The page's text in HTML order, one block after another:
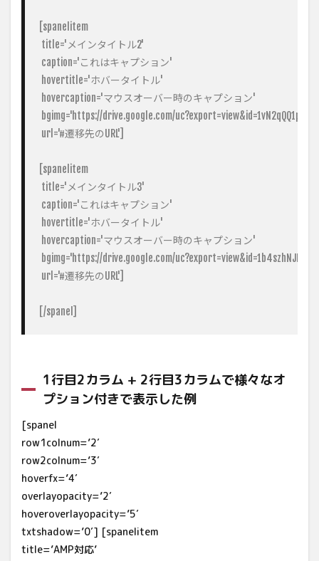
[spanelitem
title='メインタイトル2'
caption='これはキャプション'
hovertitle='ホバータイトル'
hovercaption='マウスオーバー時のキャプション'
bgimg='https://drive.google.com/
url='#遷移先のURL']
[spanelitem
title='メインタイトル3'
caption='これはキャプション'
hovertitle='ホバータイトル'
hovercaption='マウスオーバー時のキャプション'
bgimg='https://drive.google.com/
url='#遷移先のURL']
[/spanel]
1行目2カラム + 2行目3カラムで様々なオ
プション付きで表示した例
[spanel
row1colnum=’2′
row2colnum=’3′
hoverfx=’4′
overlayopacity=’2′
hoveroverlayopacity=’5′
txtshadow=’0′] [spanelitem
title=’AMP対応’